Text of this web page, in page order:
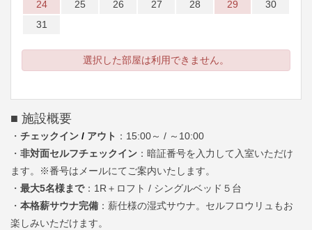
24
25 26 27 28 29
30
31
選択した部屋は利用できません。
■ 施設概要
・ チェックイン / アウト ： 15:00～ / ～10:00
・ 非対面セルフチェックイン ： 暗証番号を入力して入室いただけ
ます。
※番号はメールにてご案内いたします。
・ 最大5名様まで：1R＋ロフト / シングルベッド５台
・ 本格薪サウナ完備 ：薪仕様の湿式サウナ。セルフロウリュもお
楽しみいただけます。